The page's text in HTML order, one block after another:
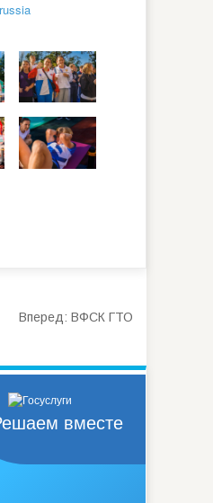
Вперед: ВФСК ГТО
вместе